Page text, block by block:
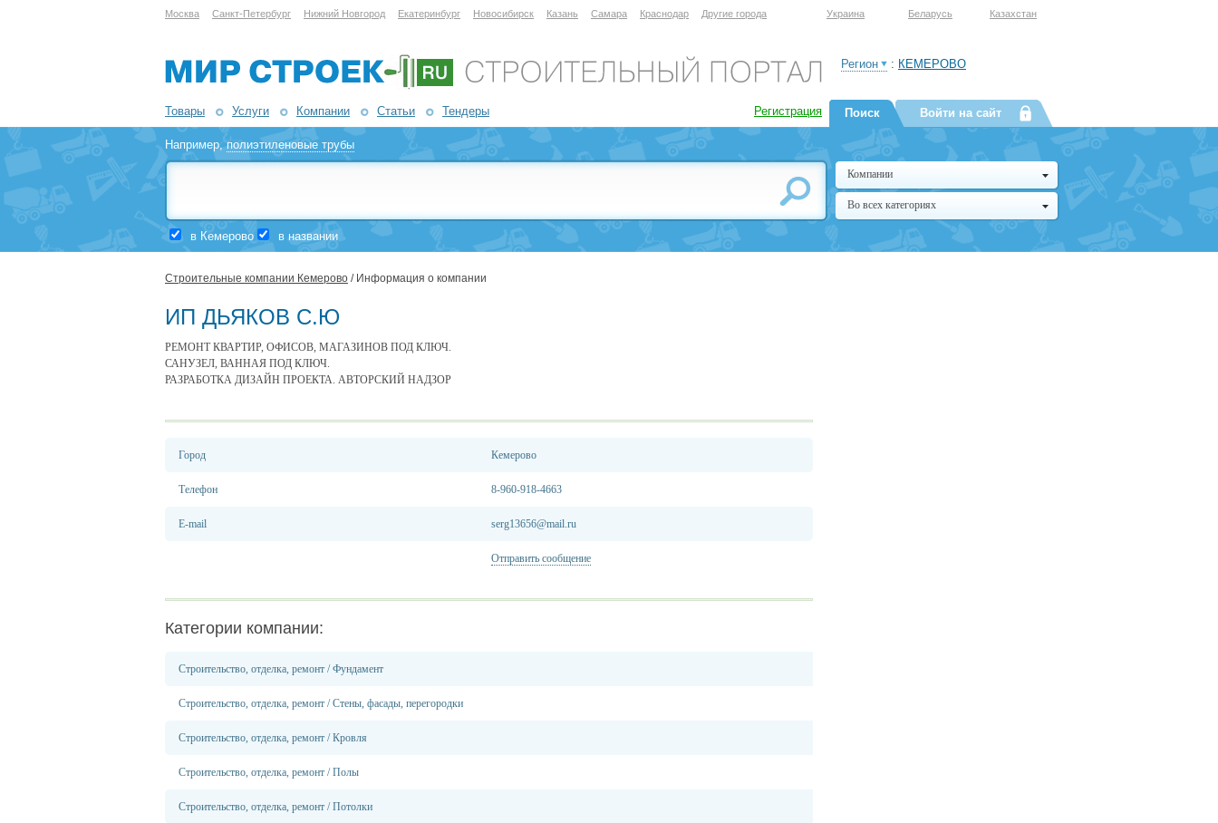
Москва Санкт-Петербург Нижний Новгород Екатеринбург Новосибирск Казань Самара Краснодар Другие города Украина Беларусь Казахстан
Товары Услуги Компании Статьи Тендеры Регистрация
Регион : КЕМЕРОВО
Например,полиэтиленовые трубы
в Кемерово в названии
Поиск Войти на сайт
Компании
Во всех категориях
Строительные компании Кемерово / Информация о компании
ИП ДЬЯКОВ С.Ю
РЕМОНТ КВАРТИР, ОФИСОВ, МАГАЗИНОВ ПОД КЛЮЧ.
САНУЗЕЛ, ВАННАЯ ПОД КЛЮЧ.
РАЗРАБОТКА ДИЗАЙН ПРОЕКТА. АВТОРСКИЙ НАДЗОР
Город Кемерово
Телефон 8-960-918-4663
E-mail serg13656@mail.ru
Отправить сообщение
Категории компании:
Строительство, отделка, ремонт /Фундамент
Строительство, отделка, ремонт /Стены, фасады, перегородки
Строительство, отделка, ремонт /Кровля
Строительство, отделка, ремонт /Полы
Строительство, отделка, ремонт /Потолки